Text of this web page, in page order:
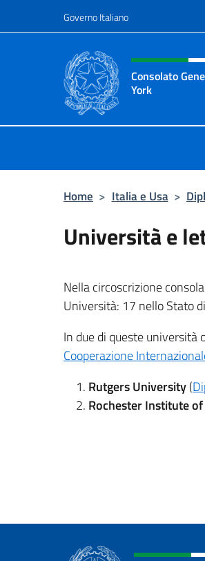
Governo Italiano
Intestazione sito,
Consolato
York
Home > Italia e Usa >
Università e
Nella circoscrizione
Università: 17 nello Stato
In due di queste
Cooperazione
Rutgers University(
Rochester Institute